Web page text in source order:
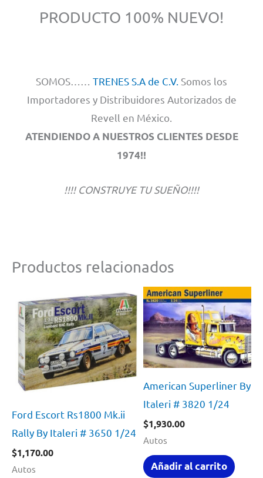
PRODUCTO 100% NUEVO!
SOMOS…… TRENES S.A de C.V. Somos los
Importadores y Distribuidores Autorizados de
Revell en México.
ATENDIENDO A NUESTROS CLIENTES DESDE
1974!!
!!!! CONSTRUYE TU SUEÑO!!!!
Productos relacionados
Ford Escort Rs1800 Mk.ii
Rally By Italeri # 3650 1/24
$1,170.00
Autos
American Superliner By
Italeri # 3820 1/24
$1,930.00
Autos
Añadir al carrito